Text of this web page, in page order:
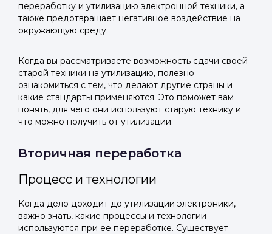
переработку и утилизацию электронной техники, а
также предотвращает негативное воздействие на
окружающую среду.
Когда вы рассматриваете возможность сдачи своей
старой техники на утилизацию, полезно
ознакомиться с тем, что делают другие страны и
какие стандарты применяются. Это поможет вам
понять, для чего они используют старую технику и
что можно получить от утилизации.
Вторичная переработка
Процесс и технологии
Когда дело доходит до утилизации электроники,
важно знать, какие процессы и технологии
используются при ее переработке. Существует